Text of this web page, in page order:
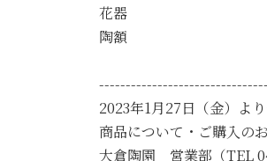
花器
陶額
2023年1月27日（金）より
商品について・ご購入の
大倉陶園 営業部（TEL